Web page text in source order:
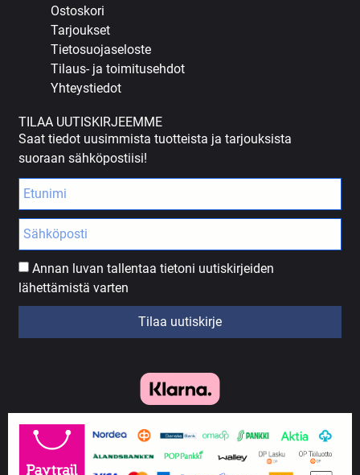
Ostoskori
Tarjoukset
Tietosuojaseloste
Tilaus- ja toimitusehdot
Yhteystiedot
TILAA UUTISKIRJEEMME
Saat tiedot uusimmista tuotteista ja tarjouksista
suoraan sähköpostiisi!
Annan luvan tallentaa tietoni uutiskirjeiden
lähettämistä varten
Tilaa uutiskirje